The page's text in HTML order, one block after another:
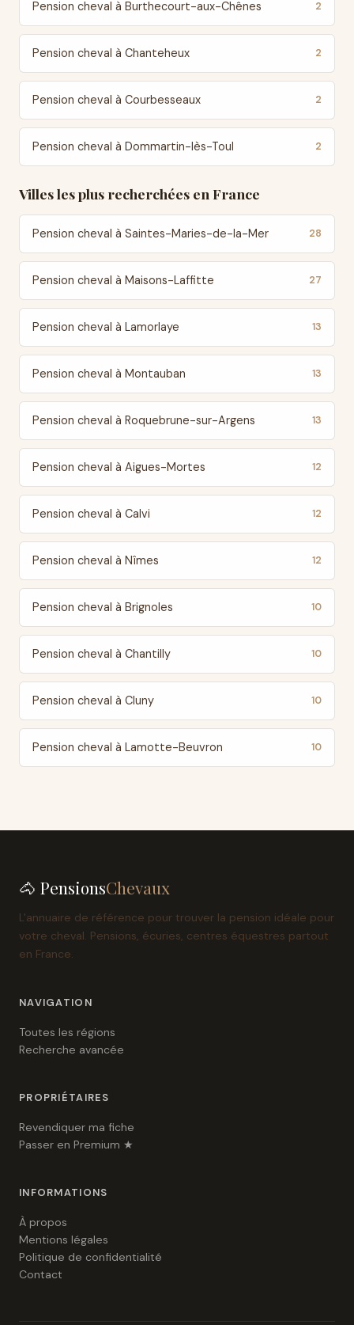
Pension cheval à Burthecourt-aux-Chênes 2
Pension cheval à Chanteheux 2
Pension cheval à Courbesseaux 2
Pension cheval à Dommartin-lès-Toul 2
Villes les plus recherchées en France
Pension cheval à Saintes-Maries-de-la-Mer 28
Pension cheval à Maisons-Laffitte 27
Pension cheval à Lamorlaye 13
Pension cheval à Montauban 13
Pension cheval à Roquebrune-sur-Argens 13
Pension cheval à Aigues-Mortes 12
Pension cheval à Calvi 12
Pension cheval à Nîmes 12
Pension cheval à Brignoles 10
Pension cheval à Chantilly 10
Pension cheval à Cluny 10
Pension cheval à Lamotte-Beuvron 10
🐴 PensionsChevaux
L'annuaire de référence pour trouver la pension idéale pour
votre cheval. Pensions, écuries, centres équestres partout
en France.
NAVIGATION
Toutes les régions
Recherche avancée
PROPRIÉTAIRES
Revendiquer ma fiche
Passer en Premium ★
INFORMATIONS
À propos
Mentions légales
Politique de confidentialité
Contact